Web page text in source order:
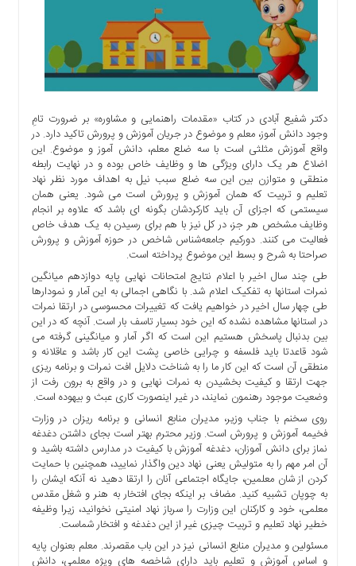
اقتصادی
فرهنگی
هنری
علمی
آموزشی
دسترسی
سریع
ارتباط
برگه
نمونه
تعرفه
درباره
اخبار
سایت
ارتباط
برگه
نمونه
دکتر شفیع آبادی در کتاب «مقدمات راهنمایی و مشاوره» بر ضرورت تامِ
وجود دانش آموز، معلم و موضوع در جریان آموزش و پرورش تاکید دارد. در
واقع آموزش مثلثی است با سه ضلع معلم، دانش آموز و موضوع. این
اضلاع هر یک دارای ویژگی ها و وظایف خاص بوده و در نهایت رابطه
منطقی و متوازن بین این سه ضلع سبب نیل به اهداف مورد نظر نهاد
تعلیم و تربیت که همان آموزش و‌ پرورش است می شود. یعنی همان
سیستمی که اجزای آن باید کارکردشان بگونه ای باشد که علاوه بر انجام
وظایف مشخص هر جز، در کل نیز با هم برای رسیدن به یک هدف خاص
فعالیت می کنند. دورکیم جامعه‌شناس شاخص در حوزه آموزش و پرورش
صراحتا به شرح و بسط این موضوع پرداخته است.
طی چند سال اخیر با اعلام نتایج امتحانات نهایی پایه دوازدهم میانگین
نمرات استانها به تفکیک اعلام شد. با نگاهی اجمالی به این آمار و نمودارها
طی چهار سال اخیر در خواهیم یافت که تغییرات محسوسی در ارتقا نمرات
در استانها مشاهده نشده که این خود بسیار تاسف بار است. آنچه که در این
بین بدنبال پاسخش هستیم این است که اگر آمار و میانگینی گرفته می
شود قاعدتا باید فلسفه و چرایی خاصی پشت این کار باشد و عاقلانه و
منطقی آن است که این کار ما را به شناخت دلایل افت نمرات و برنامه ریزی
جهت ارتقا و کیفیت بخشیدن به نمرات نهایی و در واقع به برون رفت از
وضعیت موجود رهنمون نمایند، در غیر اینصورت کاری عبث و بیهوده است.
روی سخنم با جناب وزیر، مدیران منابع انسانی و برنامه ریزان در وزارت
فخیمه آموزش و پرورش است. وزیر محترم بهتر است بجای داشتن دغدغه
نماز برای دانش آموزان، دغدغه آموزش با کیفیت در مدارس داشته باشید و
آن امر مهم را به متولیش یعنی نهاد دین واگذار نمایید، همچنین با حمایت
کردن از شان معلمین، جایگاه اجتماعی آنان را ارتقا دهید نه آنکه ایشان را
به چوپان تشبیه کنید. مضاف بر اینکه بجای افتخار به هنر و شغل مقدس
معلمی، خود و کارکنان این وزارت را سرباز نهاد امنیتی نخوانید، زیرا وظیفه
خطیر نهاد تعلیم و تربیت چیزی غیر از این دغدغه و افتخار شماست.
مسئولین و مدیران منابع انسانی نیز در این باب مقصرند. معلم بعنوان پایه
و اساس آموزش و تعلیم باید دارای شاخصه های ویژه معلمی، دانش